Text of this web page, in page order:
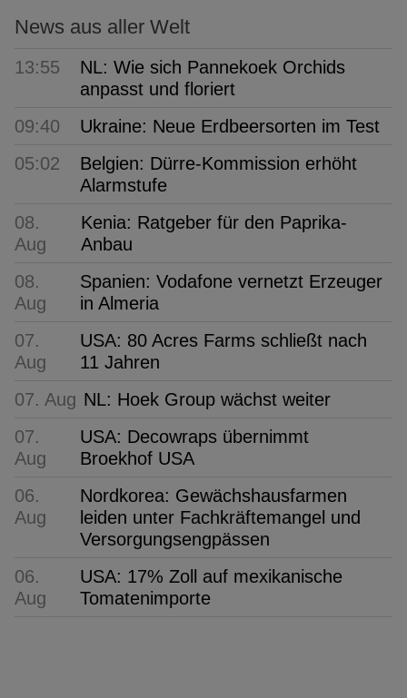
News aus aller Welt
13:55
NL: Wie sich Pannekoek Orchids
anpasst und floriert
09:40
Ukraine: Neue Erdbeersorten im Test
05:02
Belgien: Dürre-Kommission erhöht
Alarmstufe
08.
Aug
Kenia: Ratgeber für den Paprika-
Anbau
08.
Aug
Spanien: Vodafone vernetzt Erzeuger
in Almeria
07.
Aug
USA: 80 Acres Farms schließt nach
11 Jahren
07. Aug NL: Hoek Group wächst weiter
07.
Aug
USA: Decowraps übernimmt
Broekhof USA
06.
Aug
Nordkorea: Gewächshausfarmen
leiden unter Fachkräftemangel und
Versorgungsengpässen
06.
Aug
USA: 17% Zoll auf mexikanische
Tomatenimporte